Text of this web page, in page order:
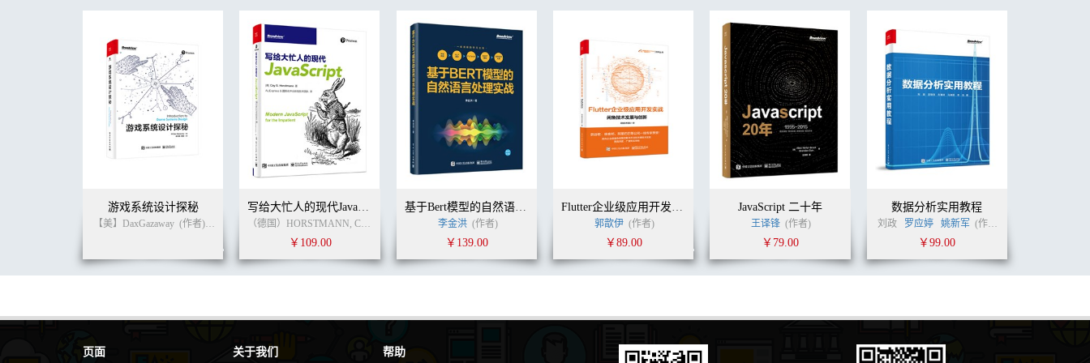
第10节 我会复杂的数学计算 / 110
第5章 你还应该知道的一些事
第1节 1加1等于几 / 114
第2节 数字不够用了怎么办 / 115
第3节 数值到底是多少 / 118
第4节 字符是怎么回事 / 119
第5节 汉字也能做加法 / 121
第8节 字符太多怎么办 / 131
第9节 键盘输入的另一种方式 / 134
第10节 电脑机器人 / 137
第6章 开始编写自己的程序
第1节 计算自幂数程序 / 141
第5节 验证哥德巴赫猜想程序 / 155
第6节 计算员工奖金提成程序 / 158
游戏系统设计探秘
【美】DaxGazaway (作者) 李天颀 李享 (译者)
写给大忙人的现代JavaScript
（德国）HORSTMANN, CAY S. (作者) 浙江阿里巴巴聚橙技术发展有限公司 (译者)
￥109.00
基于Bert模型的自然语言处理实战
李金洪 (作者)
￥139.00
Flutter企业级应用开发实战
郭歆伊 (作者)
￥89.00
JavaScript 二十年
王译锋 (作者)
￥79.00
数据分析实用教程
刘政 罗应婷 姚新军 (作者)
￥99.00
页面 关于我们 帮助